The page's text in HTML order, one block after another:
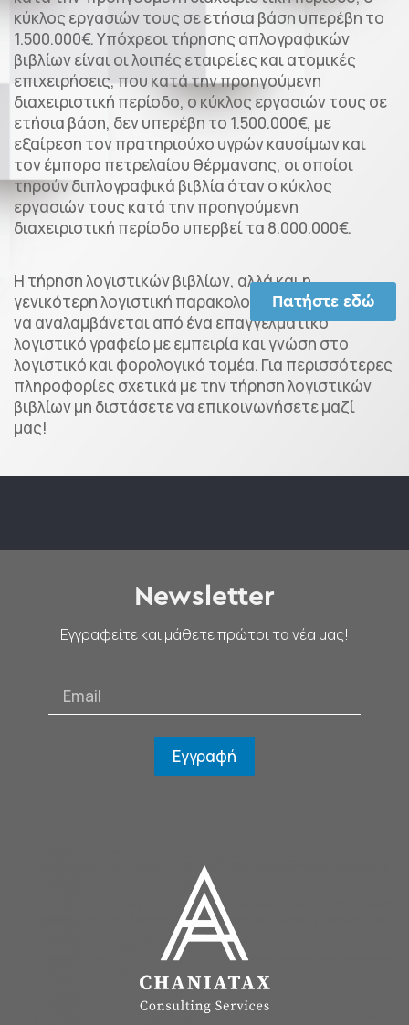
κύκλος εργασιών τους σε ετήσια βάση υπερέβη το
1.500.000€. Υπόχρεοι τήρησης απλογραφικών
βιβλίων είναι οι λοιπές εταιρείες και ατομικές
επιχειρήσεις, που κατά την προηγούμενη
διαχειριστική περίοδο, ο κύκλος εργασιών τους σε
ετήσια βάση, δεν υπερέβη το 1.500.000€, με
εξαίρεση τον πρατηριούχο υγρών καυσίμων και
τον έμπορο πετρελαίου θέρμανσης, οι οποίοι
τηρούν διπλογραφικά βιβλία όταν ο κύκλος
εργασιών τους κατά την προηγούμενη
διαχειριστική περίοδο υπερβεί τα 8.000.000€.
Η τήρηση λογιστικών βιβλίων, αλλά και η
γενικότερη λογιστική παρακολούθηση είναι καλό
να αναλαμβάνεται από ένα επαγγελματικό
λογιστικό γραφείο με εμπειρία και γνώση στο
λογιστικό και φορολογικό τομέα. Για περισσότερες
πληροφορίες σχετικά με την τήρηση λογιστικών
βιβλίων μη διστάσετε να επικοινωνήσετε μαζί
μας!
Πατήστε εδώ
Newsletter
Εγγραφείτε και μάθετε πρώτοι τα νέα μας!
Εγγραφή